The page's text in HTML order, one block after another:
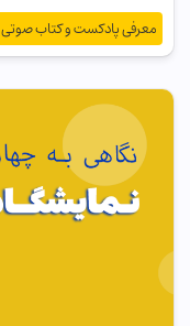
معرفی پادکست و کتاب صوتی